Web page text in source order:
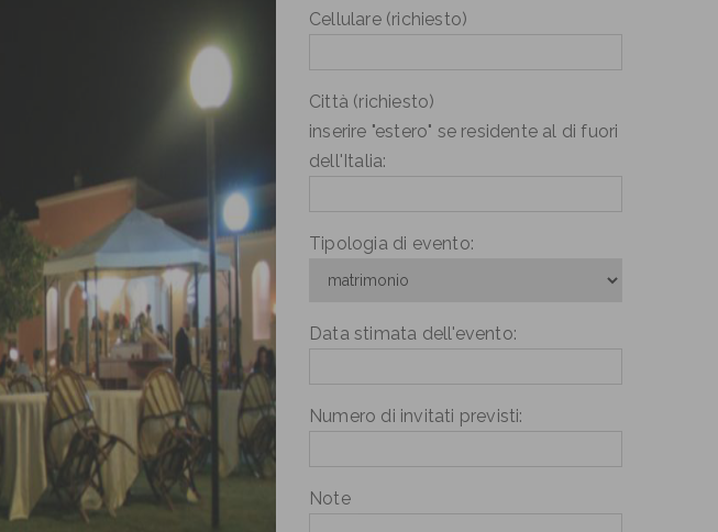
Cellulare (richiesto)
Città (richiesto)
inserire "estero" se residente al di fuori
dell'Italia:
Tipologia di evento:
Data stimata dell'evento:
Numero di invitati previsti:
Note